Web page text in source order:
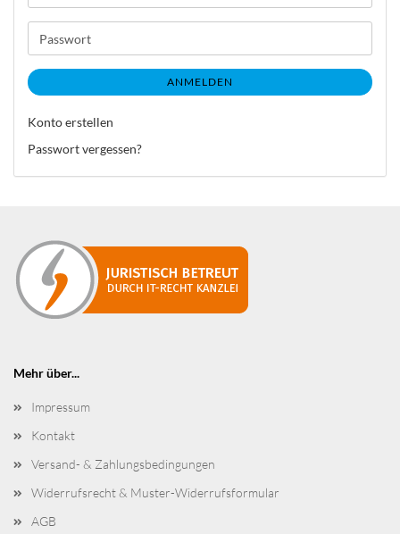
Mail-
Adresse
Passwort
ANMELDEN
Konto erstellen
Passwort vergessen?
Mehr über...
Impressum
Kontakt
Versand- & Zahlungsbedingungen
Widerrufsrecht & Muster-Widerrufsformular
AGB